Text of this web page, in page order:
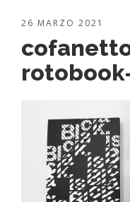
26 MARZO 2021